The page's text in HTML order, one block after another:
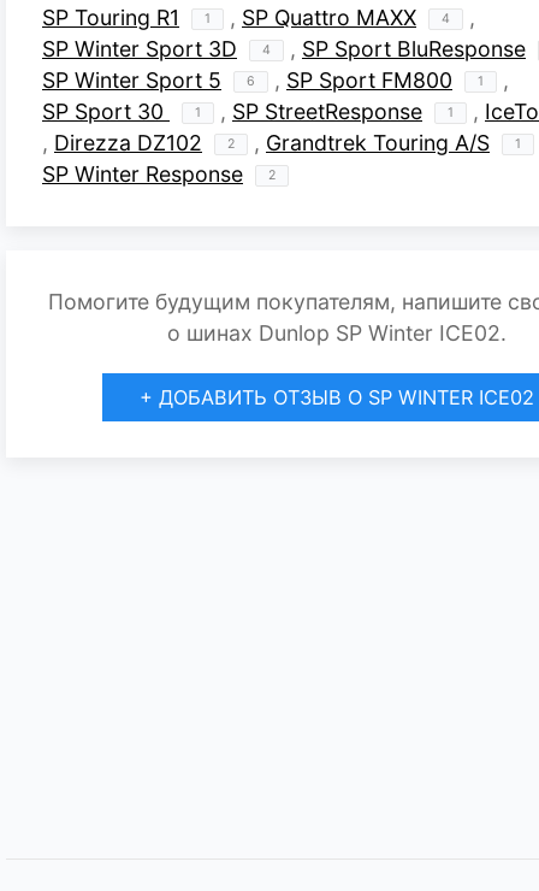
SP Touring R1
1 , SP Quattro MAXX 4
,
SP Winter Sport 3D
4 , SP Sport BluResponse
SP Winter Sport 5
6 , SP Sport FM800 1
,
SP Sport 30
1 , SP StreetResponse 1 ,
, Direzza DZ102 2 , Grandtrek Touring A/S 1
SP Winter Response
2
Помогите будущим покупателям, напишите
о шинах Dunlop SP Winter ICE02.
+ ДОБАВИТЬ ОТЗЫВ О SP WINTER ICE02